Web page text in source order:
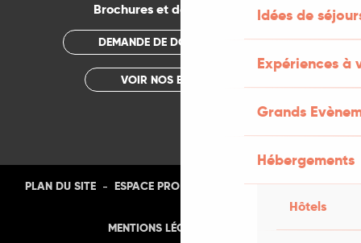
Idées de
Expériences à
Grands
Hébergements
Hôtels
Brochures et documentations
DEMANDE DE DOCUMENTATION
VOIR NOS BROCHURES
PLAN DU SITE - ESPACE PRO - PHOTOTHÈQUE -
MENTIONS LÉGALES